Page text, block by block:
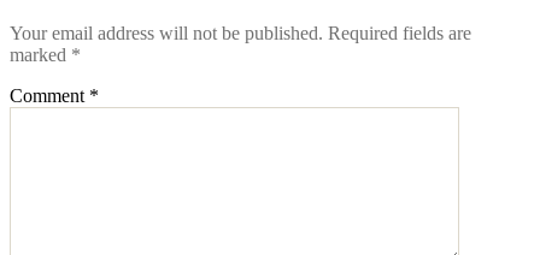
Your email address will not be published. Required fields are
marked *
Comment *